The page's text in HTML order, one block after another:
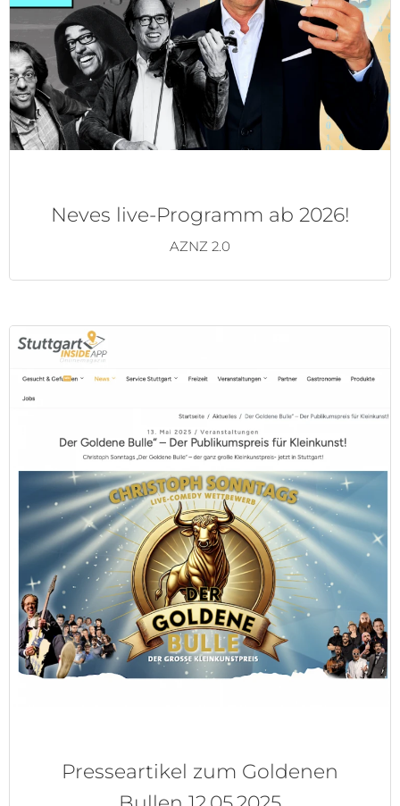
Neves live-Programm ab 2026!
AZNZ 2.0
Presseartikel zum Goldenen